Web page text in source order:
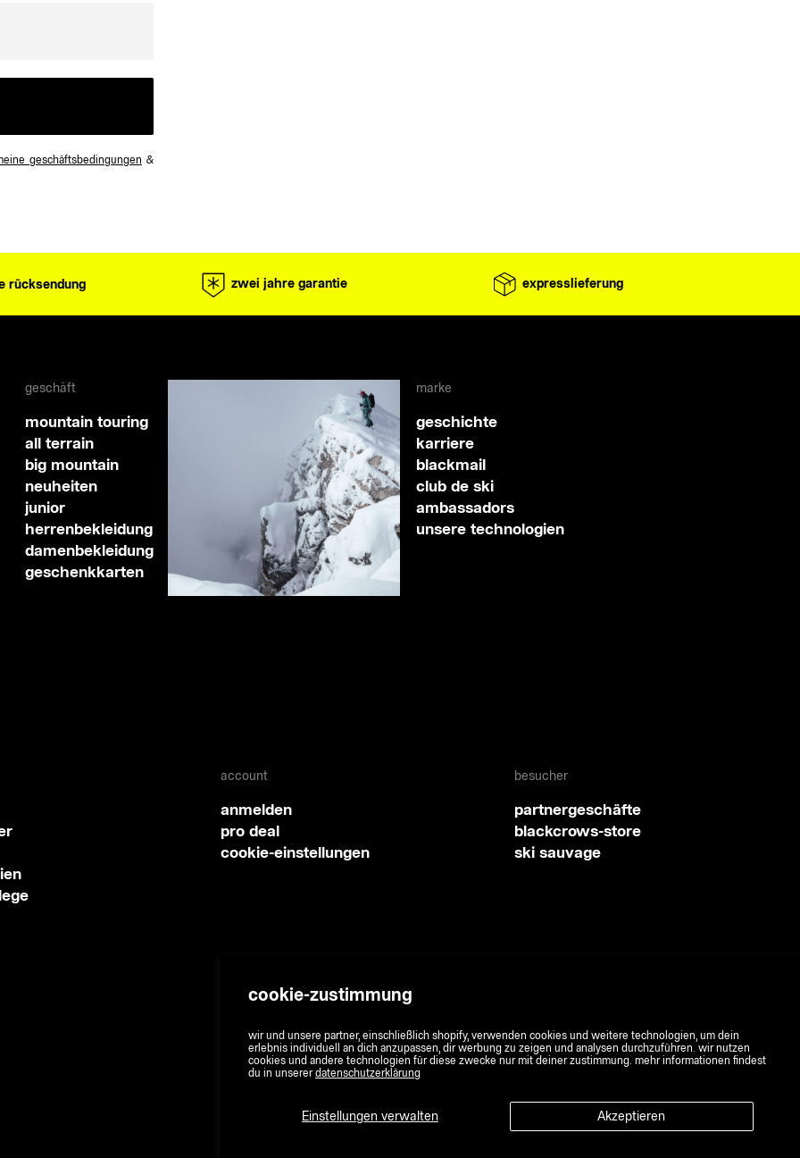
cookie-zustimmung
wir und unsere partner, einschließlich shopify, verwenden cookies und weitere technologien, um dein
erlebnis individuell an dich anzupassen, dir werbung zu zeigen und analysen durchzuführen. wir nutzen
cookies und andere technologien für diese zwecke nur mit deiner zustimmung. mehr informationen findest
du in unsererdatenschutzerklärung
Einstellungen verwalten Akzeptieren
geschäftsbedingungen &
rücksendung zwei jahre garantie expresslieferung
geschäft
mountain touring
all terrain
big mountain
neuheiten
junior
herrenbekleidung
damenbekleidung
geschenkkarten
marke
geschichte
karriere
blackmail
club de ski
ambassadors
unsere technologien
account
anmelden
pro deal
cookie-einstellungen
besucher
partnergeschäfte
blackcrows-store
ski sauvage